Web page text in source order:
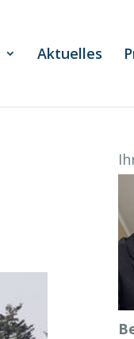
Aktuelles